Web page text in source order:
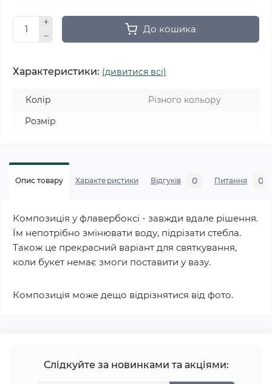
До кошика
Характеристики: (дивитися всі)
Колір
Різного кольору
Розмір
Опис товару Характеристики Відгуків 0 Питання 0
Композиція у флавербоксі - завжди вдале рішення.
Їм непотрібно змінювати воду, підрізати стебла.
Також це прекрасний варіант для святкування,
коли букет немає змоги поставити у вазу.
Композиція може дещо відрізнятися від фото.
Слідкуйте за новинками та акціями: